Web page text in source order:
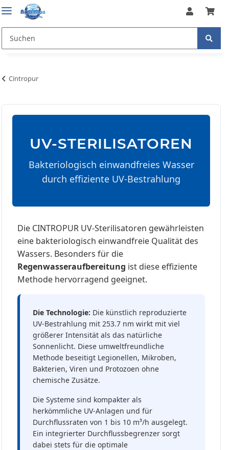
Cintropur
UV-STERILISATOREN
Bakteriologisch einwandfreies Wasser
durch effiziente UV-Bestrahlung
Die CINTROPUR UV-Sterilisatoren gewährleisten
eine bakteriologisch einwandfreie Qualität des
Wassers. Besonders für die
Regenwasseraufbereitung ist diese effiziente
Methode hervorragend geeignet.
Die Technologie: Die künstlich reproduzierte
UV-Bestrahlung mit 253.7 nm wirkt mit viel
größerer Intensität als das natürliche
Sonnenlicht. Diese umweltfreundliche
Methode beseitigt Legionellen, Mikroben,
Bakterien, Viren und Protozoen ohne
chemische Zusätze.
Die Systeme sind kompakter als
herkömmliche UV-Anlagen und für
Durchflussraten von 1 bis 10 m³/h ausgelegt.
Ein integrierter Durchflussbegrenzer sorgt
dabei stets für die optimale